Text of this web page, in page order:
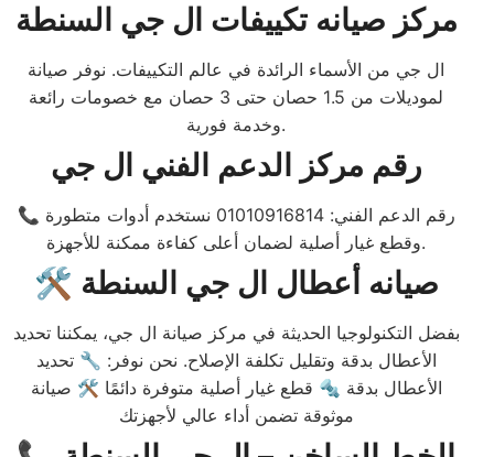
مركز صيانه تكييفات ال جي السنطة
ال جي من الأسماء الرائدة في عالم التكييفات. نوفر صيانة
لموديلات من 1.5 حصان حتى 3 حصان مع خصومات رائعة
وخدمة فورية.
رقم مركز الدعم الفني ال جي
📞 رقم الدعم الفني: 01010916814 نستخدم أدوات متطورة
وقطع غيار أصلية لضمان أعلى كفاءة ممكنة للأجهزة.
🛠️ صيانه أعطال ال جي السنطة
بفضل التكنولوجيا الحديثة في مركز صيانة ال جي، يمكننا تحديد
الأعطال بدقة وتقليل تكلفة الإصلاح. نحن نوفر: 🔧 تحديد
الأعطال بدقة 🔩 قطع غيار أصلية متوفرة دائمًا 🛠 صيانة
موثوقة تضمن أداء عالي لأجهزتك